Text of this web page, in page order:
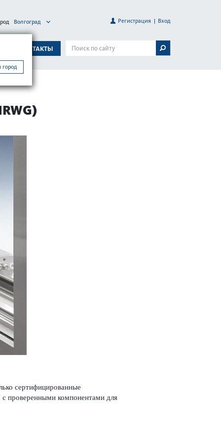
КОНТАКТЫ
город
Волгоград Регистрация Вход
сертифицированные
провер­енными компонентами для